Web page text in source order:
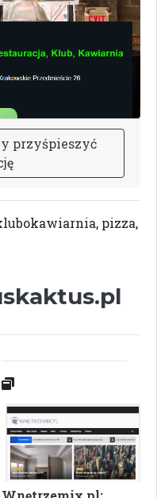
y przyśpieszyć
ję
pizza,